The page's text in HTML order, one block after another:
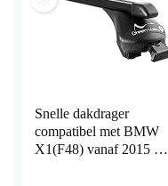
Snelle dakdrager
compatibel met BMW
X1(F48) vanaf 2015 tot